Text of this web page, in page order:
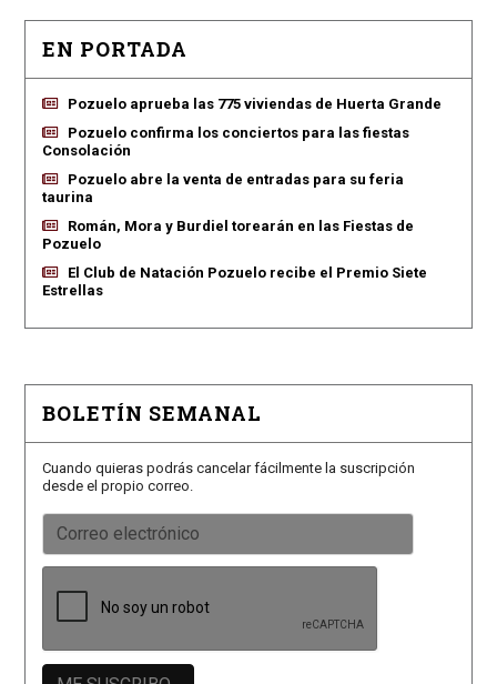
EN PORTADA
Pozuelo aprueba las 775 viviendas de Huerta Grande
Pozuelo confirma los conciertos para las fiestas
Consolación
Pozuelo abre la venta de entradas para su feria
taurina
Román, Mora y Burdiel torearán en las Fiestas de
Pozuelo
El Club de Natación Pozuelo recibe el Premio Siete
Estrellas
BOLETÍN SEMANAL
Cuando quieras podrás cancelar fácilmente la suscripción
desde el propio correo.